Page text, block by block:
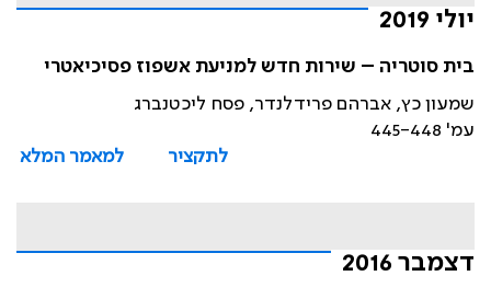
יולי 2019
בית סוטריה – שירות חדש למניעת אשפוז פסיכיאטרי
שמעון כץ, אברהם פרידלנדר, פסח ליכטנברג
עמ' 445-448
לתקציר
למאמר המלא
דצמבר 2016